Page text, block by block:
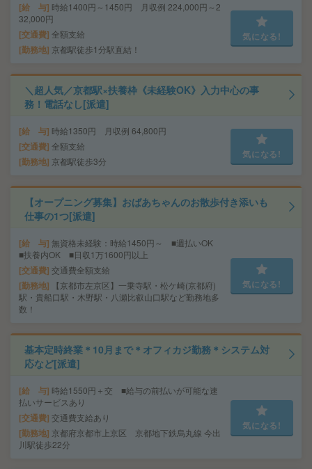
給 与 時給1400円～1450円 月収例 224,000円～2
32,000円
交通費 全額支給
勤務地 京都駅徒歩1分駅直結！
気になる!
＼超人気／京都駅×扶養枠《未経験OK》入力中心の事
務！電話なし[派遣]
給 与 時給1350円 月収例 64,800円
交通費 全額支給
勤務地 京都駅徒歩3分
気になる!
【オープニング募集】おばあちゃんのお散歩付き添いも
仕事の1つ[派遣]
給 与 無資格未経験：時給1450円～ ■週払いOK
■扶養内OK ■日収1万1600円以上
交通費 交通費全額支給
勤務地
【京都市左京区】一乗寺駅・松ケ崎(京都府)
駅・貴船口駅・木野駅・八瀬比叡山口駅など勤務地多
数！
気になる!
基本定時終業＊10月まで＊オフィカジ勤務＊システム対
応など[派遣]
給 与 時給1550円＋交 ■給与の前払いが可能な速
払いサービスあり
交通費 交通費支給あり
勤務地 京都府京都市上京区 京都地下鉄烏丸線 今出
川駅徒歩22分
気になる!